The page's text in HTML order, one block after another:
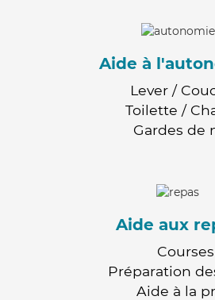
Aide à
Lever /
Toilette /
Gardes de
Aide aux
Courses
Préparation
Aide à la